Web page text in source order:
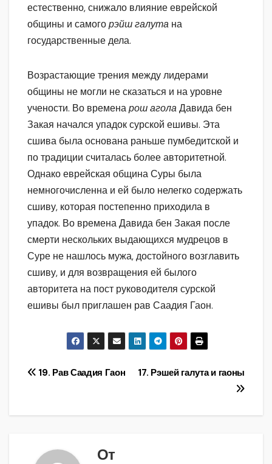
естественно, снижало влияние еврейской
общины и самогорэйш галута на
государственные дела.
Возрастающие трения между лидерами
общины не могли не сказаться и на уровне
учености. Во временарош аголаДавида бен
Закая начался упадок сурской ешивы. Эта
сшива была основана раньше пумбедитской и
по традиции считалась более авторитетной.
Однако еврейская община Суры была
немногочисленна и ей было нелегко содержать
сшиву, которая постепенно приходила в
упадок. Во времена Давида бен Закая после
смерти нескольких выдающихся мудрецов в
Суре не нашлось мужа, достойного возглавить
сшиву, и для возвращения ей былого
авторитета на пост руководителя сурской
ешивы был приглашен рав Саадия Гаон.
Навигация
17. Рэшей галута и гаоны
19. Рав Саадия Гаон
От